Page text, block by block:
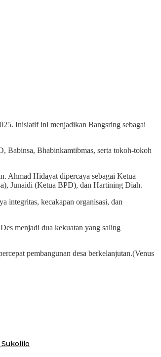
Inisiatif ini menjadikan Bangsring sebagai
Babinsa, Bhabinkamtibmas, serta tokoh-tokoh
Ahmad Hidayat dipercaya sebagai Ketua
Junaidi (Ketua BPD), dan Hartining Diah.
integritas, kecakapan organisasi, dan
menjadi dua kekuatan yang saling
pembangunan desa berkelanjutan.(Venus